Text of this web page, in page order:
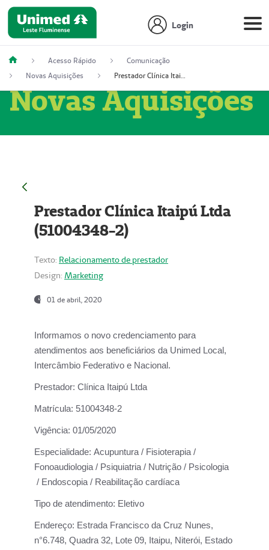
Login
Acesso Rápido
Comunicação
Novas Aquisições
Prestador Clínica Itaipú Ltda (51004348-2)
Novas Aquisições
Prestador Clínica Itaipú Ltda
(51004348-2)
Texto: Relacionamento de prestador
Design: Marketing
01 de abril, 2020
Informamos o novo credenciamento para
atendimentos aos beneficiários da Unimed Local,
Intercâmbio Federativo e Nacional.
Prestador: Clínica Itaipú Ltda
Matrícula: 51004348-2
Vigência: 01/05/2020
Especialidade: Acupuntura / Fisioterapia /
Fonoaudiologia / Psiquiatria / Nutrição / Psicologia
/ Endoscopia / Reabilitação cardíaca
Tipo de atendimento: Eletivo
Endereço: Estrada Francisco da Cruz Nunes,
n°6.748, Quadra 32, Lote 09, Itaipu, Niterói, Estado